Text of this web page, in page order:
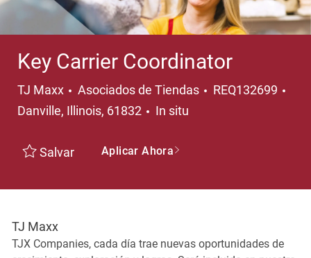
Key Carrier Coordinator
TJ Maxx Categoría
Asociados de Tiendas REQ132699
Danville, Illinois, 61832
In situ
Salvar Aplicar Ahora
TJ Maxx
TJX Companies, cada día trae nuevas oportunidades de